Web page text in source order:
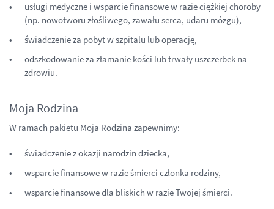
usługi medyczne i wsparcie finansowe w razie ciężkiej choroby
(np. nowotworu złośliwego, zawału serca, udaru mózgu),
świadczenie za pobyt w szpitalu lub operację,
odszkodowanie za złamanie kości lub trwały uszczerbek na
zdrowiu.​
Moja Rodzina
W ramach pakietu Moja Rodzina zapewnimy:
świadczenie z okazji narodzin dziecka,
wsparcie finansowe w razie śmierci członka rodziny,
wsparcie finansowe dla bliskich w razie Twojej śmierci.